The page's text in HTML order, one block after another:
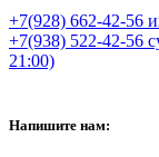
+7(928) 662-42-56
+7(938) 522-42-56
21:00)
Напишите нам: